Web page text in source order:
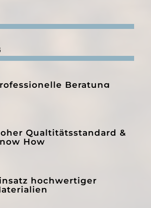
Beratung
Qualtitätsstandard &
How
hochwertiger